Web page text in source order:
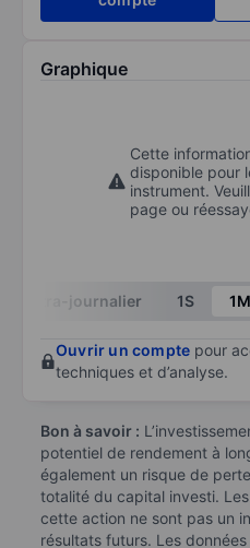
Graphique
Cette
disponible pour
instrument.
page ou
Intra-journalier 1S 1M
Ouvrir un compte pour
techniques et d’analyse.
Bon à savoir :
potentiel de rendement à
également un risque de
totalité du capital investi.
cette action ne sont pas un
résultats futurs. Les